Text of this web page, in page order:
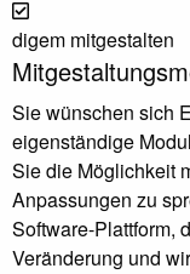
digem mitgestalten
Sie wünschen sich
eigenständige
Sie die Möglichkeit
Anpassungen zu
Software-Plattform,
Veränderung und